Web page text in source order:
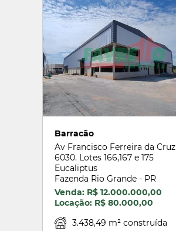
Barracão
Av Francisco Ferreira da
6030. Lotes 166,167 e 175
Eucaliptus
Fazenda Rio Grande - PR
Venda: R$ 12.000.000,00
Locação: R$ 80.000,00
3.438,49 m² construída